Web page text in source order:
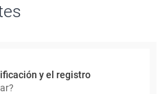
y el registro